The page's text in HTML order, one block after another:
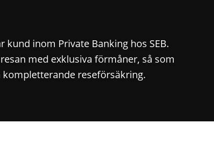
inom Private Banking hos SEB.
med exklusiva förmåner, så som
kompletterande reseförsäkring.